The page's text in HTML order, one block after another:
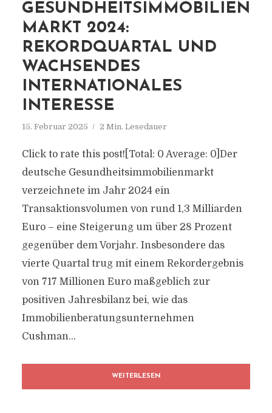
GESUNDHEITSIMMOBILIEN
MARKT 2024:
REKORDQUARTAL UND
WACHSENDES
INTERNATIONALES
INTERESSE
15. Februar 2025 2 Min. Lesedauer
Click to rate this post![Total: 0 Average: 0]Der
deutsche Gesundheitsimmobilienmarkt
verzeichnete im Jahr 2024 ein
Transaktionsvolumen von rund 1,3 Milliarden
Euro – eine Steigerung um über 28 Prozent
gegenüber dem Vorjahr. Insbesondere das
vierte Quartal trug mit einem Rekordergebnis
von 717 Millionen Euro maßgeblich zur
positiven Jahresbilanz bei, wie das
Immobilienberatungsunternehmen
Cushman...
WEITERLESEN